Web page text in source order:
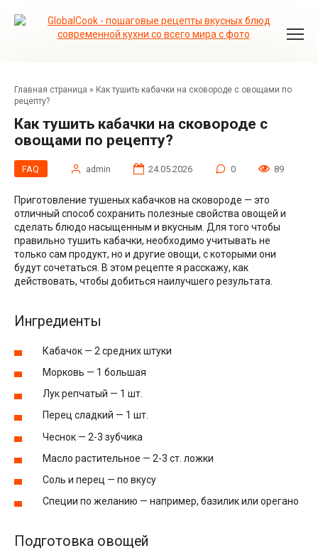
Главная страница » Как тушить кабачки на сковороде с овощами по
рецепту?
Как тушить кабачки на сковороде с
овощами по рецепту?
FAQ admin 24.05.2026 0 89
Приготовление тушеных кабачков на сковороде — это
отличный способ сохранить полезные свойства овощей и
сделать блюдо насыщенным и вкусным. Для того чтобы
правильно тушить кабачки, необходимо учитывать не
только сам продукт, но и другие овощи, с которыми они
будут сочетаться. В этом рецепте я расскажу, как
действовать, чтобы добиться наилучшего результата.
Ингредиенты
Кабачок — 2 средних штуки
Морковь — 1 большая
Лук репчатый — 1 шт.
Перец сладкий — 1 шт.
Чеснок — 2-3 зубчика
Масло растительное — 2-3 ст. ложки
Соль и перец — по вкусу
Специи по желанию — например, базилик или орегано
Подготовка овощей